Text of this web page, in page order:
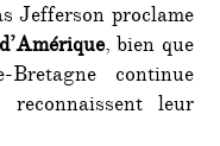
Jefferson proclame
, bien que
continue
leur